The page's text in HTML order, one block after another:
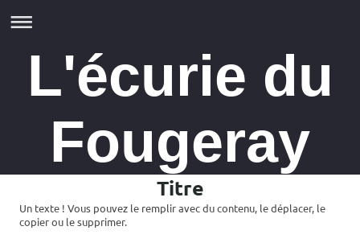
L'écurie du
Fougeray
Titre
Un texte ! Vous pouvez le remplir avec du contenu, le déplacer, le
copier ou le supprimer.